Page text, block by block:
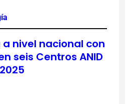
nivel nacional con
seis Centros ANID